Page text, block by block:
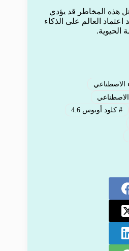
هذه المخاطر قد يؤدي
العالم على الذكاء
الحيوية.
الاصطناعي
#كلود أوبوس 4.6